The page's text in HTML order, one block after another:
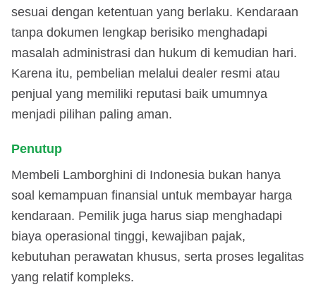
sesuai dengan ketentuan yang berlaku. Kendaraan
tanpa dokumen lengkap berisiko menghadapi
masalah administrasi dan hukum di kemudian hari.
Karena itu, pembelian melalui dealer resmi atau
penjual yang memiliki reputasi baik umumnya
menjadi pilihan paling aman.
Penutup
Membeli Lamborghini di Indonesia bukan hanya
soal kemampuan finansial untuk membayar harga
kendaraan. Pemilik juga harus siap menghadapi
biaya operasional tinggi, kewajiban pajak,
kebutuhan perawatan khusus, serta proses legalitas
yang relatif kompleks.